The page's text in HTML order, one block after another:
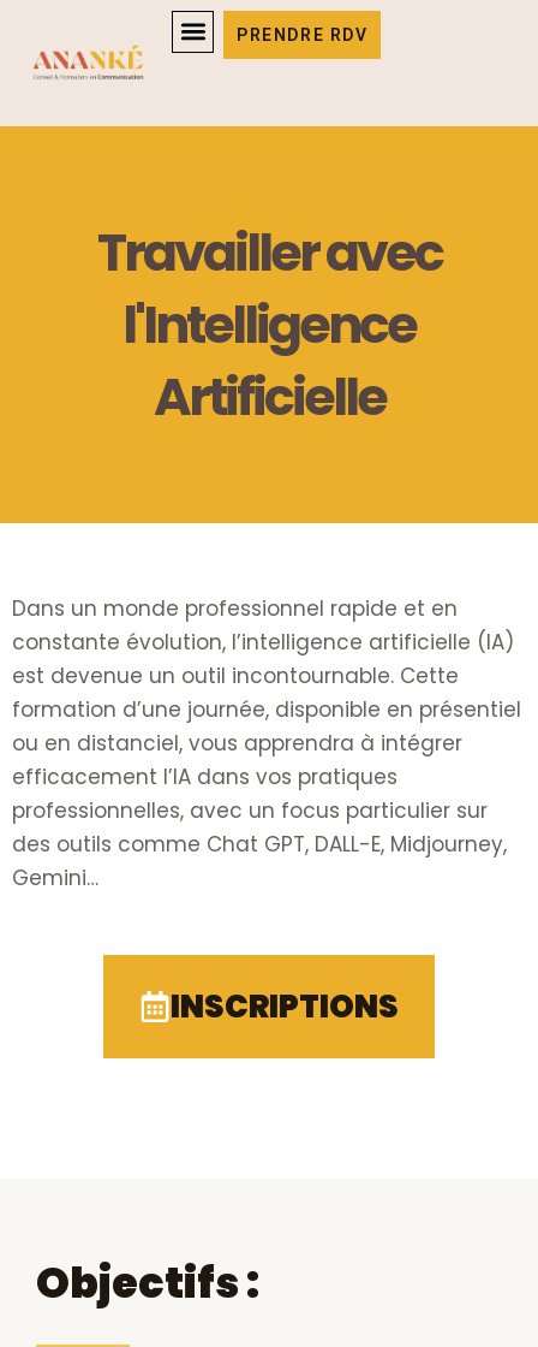
contenu
PRENDRE RDV
Travailler avec
l'Intelligence
Artificielle
Dans un monde professionnel rapide et en
constante évolution, l’intelligence artificielle (IA)
est devenue un outil incontournable. Cette
formation d’une journée, disponible en présentiel
ou en distanciel, vous apprendra à intégrer
efficacement l’IA dans vos pratiques
professionnelles, avec un focus particulier sur
des outils comme Chat GPT, DALL-E, Midjourney,
Gemini…
INSCRIPTIONS
Objectifs :